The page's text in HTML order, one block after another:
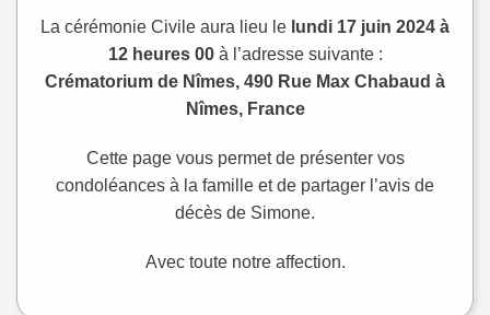
La cérémonie Civile aura lieu le lundi 17 juin 2024 à
12 heures 00à l’adresse suivante :
Crématorium de Nîmes, 490 Rue Max Chabaud à
Nîmes, France
Cette page vous permet de présenter vos
condoléances à la famille et de partager l’avis de
décès de Simone.
Avec toute notre affection.